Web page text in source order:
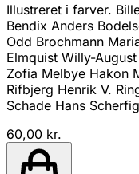
Illustreret i farver.
Bendix Anders
Odd Brochmann
Elmquist Willy-
Zofia Melbye Hakon
Rifbjerg Henrik V.
Schade Hans
60,00 kr.